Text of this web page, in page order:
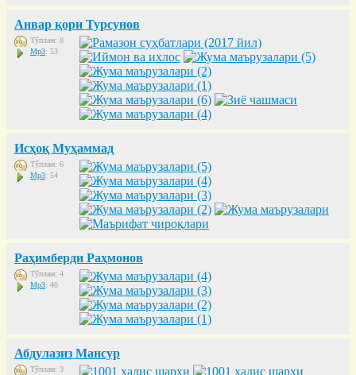
Анвар қори Турсунов
Тўплам: 8
Mp3: 53
Исҳоқ Муҳаммад
Тўплам: 6
Mp3: 54
Раҳимберди Раҳмонов
Тўплам: 4
Mp3: 40
Абдулазиз Мансур
Тўплам: 3